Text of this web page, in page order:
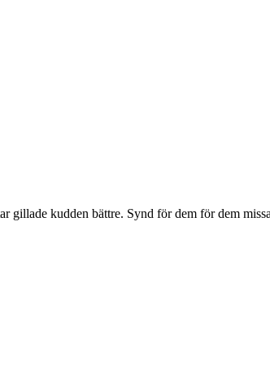
gillade kudden bättre. Synd för dem för dem